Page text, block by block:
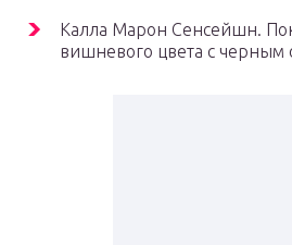
Калла Марон Сенсейшн.
вишневого цвета с черным